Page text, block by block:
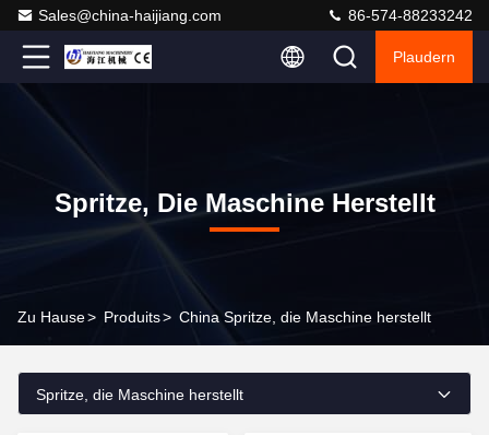
Sales@china-haijiang.com 86-574-88233242
Plaudern
Spritze, Die Maschine Herstellt
Zu Hause> Produits> China Spritze, die Maschine herstellt
Spritze, die Maschine herstellt